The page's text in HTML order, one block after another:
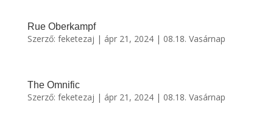
Rue Oberkampf
Szerző: feketezaj | ápr 21, 2024| 08.18. Vasárnap
The Omnific
Szerző: feketezaj | ápr 21, 2024| 08.18. Vasárnap